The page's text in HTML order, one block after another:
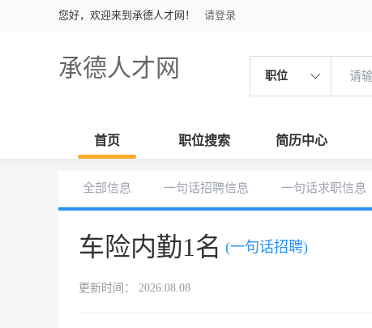
您好，欢迎来到承德人才网！ 请登录
承德人才网 职位
首页 职位搜索 简历中心
全部信息 一句话招聘信息 一句话求职信息
车险内勤1名 (一句话招聘)
更新时间： 2026.08.08